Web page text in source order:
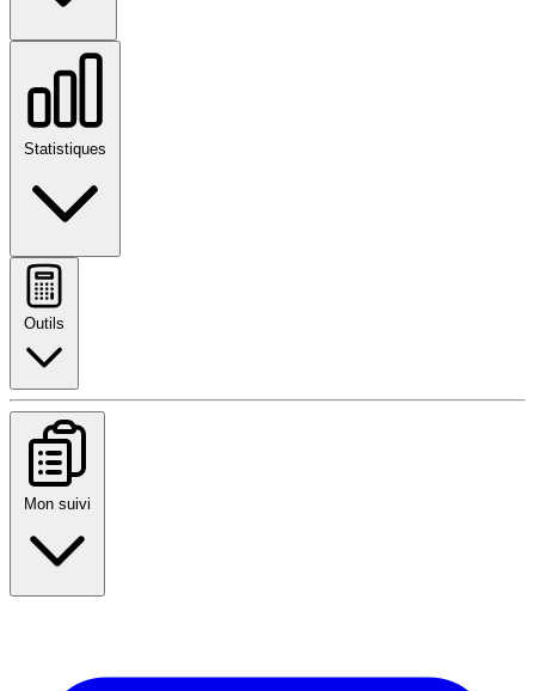
Statistiques
Outils
Mon suivi